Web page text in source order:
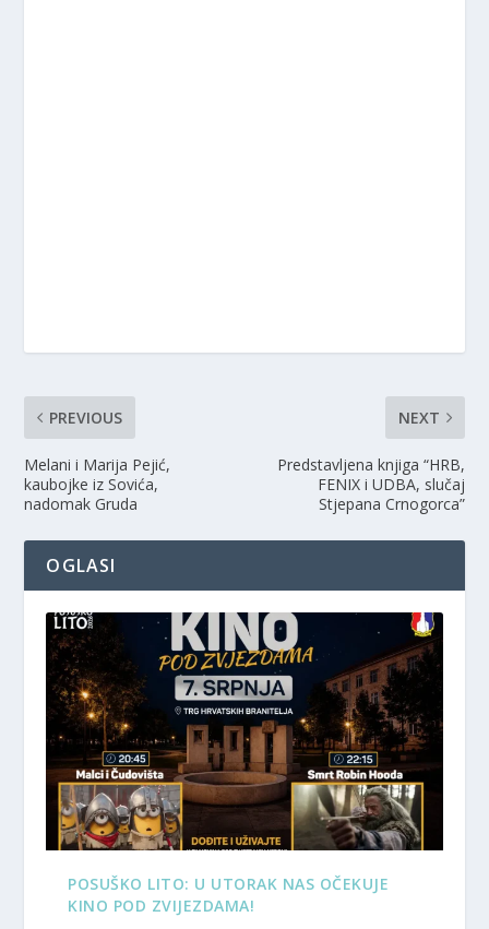
PREVIOUS
Melani i Marija Pejić,
kaubojke iz Sovića,
nadomak Gruda
NEXT
Predstavljena knjiga “HRB,
FENIX i UDBA, slučaj
Stjepana Crnogorca”
OGLASI
POSUŠKO LITO: U UTORAK NAS OČEKUJE
KINO POD ZVIJEZDAMA!